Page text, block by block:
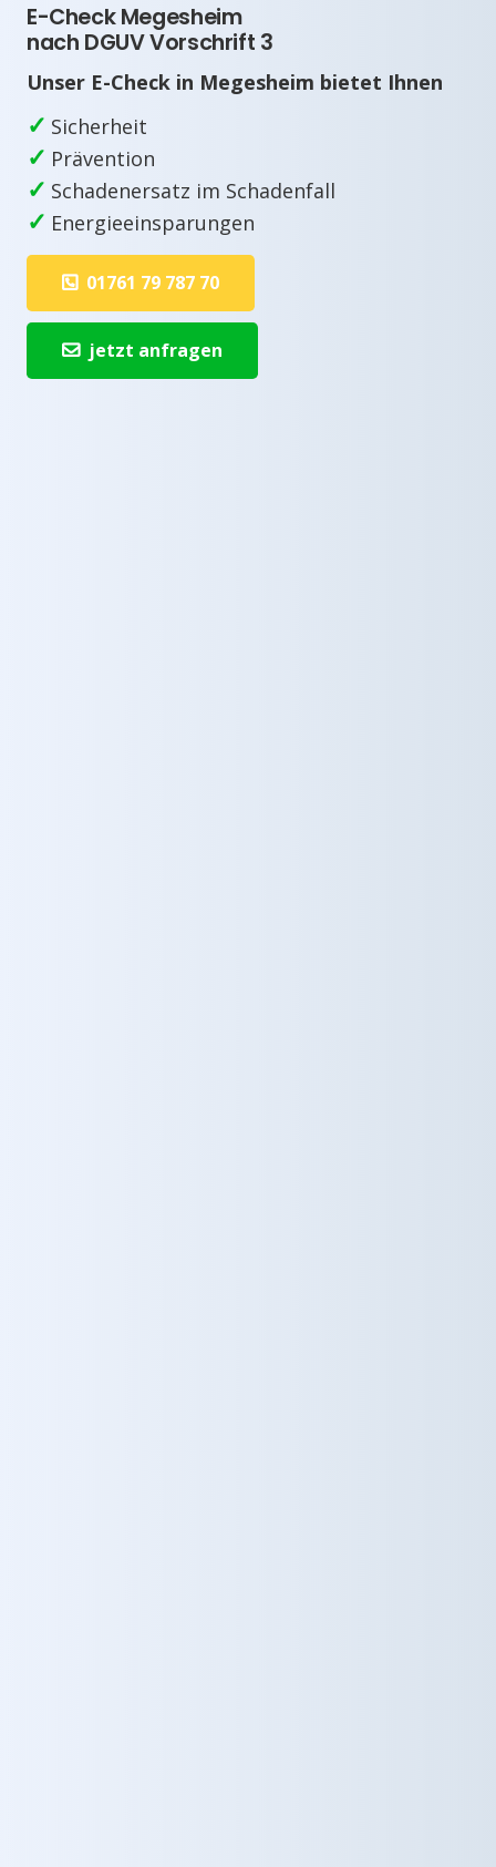
E-Check Megesheim
nach DGUV Vorschrift 3
Unser E-Check in Megesheim bietet Ihnen
✓ Sicherheit
✓ Prävention
✓ Schadenersatz im Schadenfall
✓ Energieeinsparungen
01761 79 787 70
jetzt anfragen